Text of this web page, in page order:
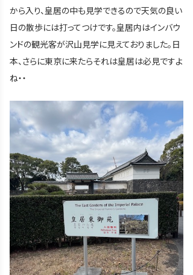
から入り、皇居の中も見学できるので天気の良い
日の散歩には打ってつけです。皇居内はインバウ
ンドの観光客が沢山見学に見えておりました。日
本、さらに東京に来たらそれは皇居は必見ですよ
ね・・